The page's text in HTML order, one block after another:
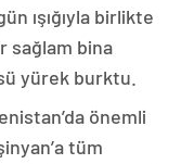
ışığıyla birlikte
sağlam bina
yürek burktu.
önemli
tüm